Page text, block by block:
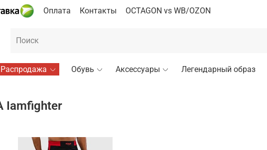
Оплата Контакты OCTAGON vs WB/OZON
Распродажа Обувь Аксессуары Легендарный образ
Iamfighter